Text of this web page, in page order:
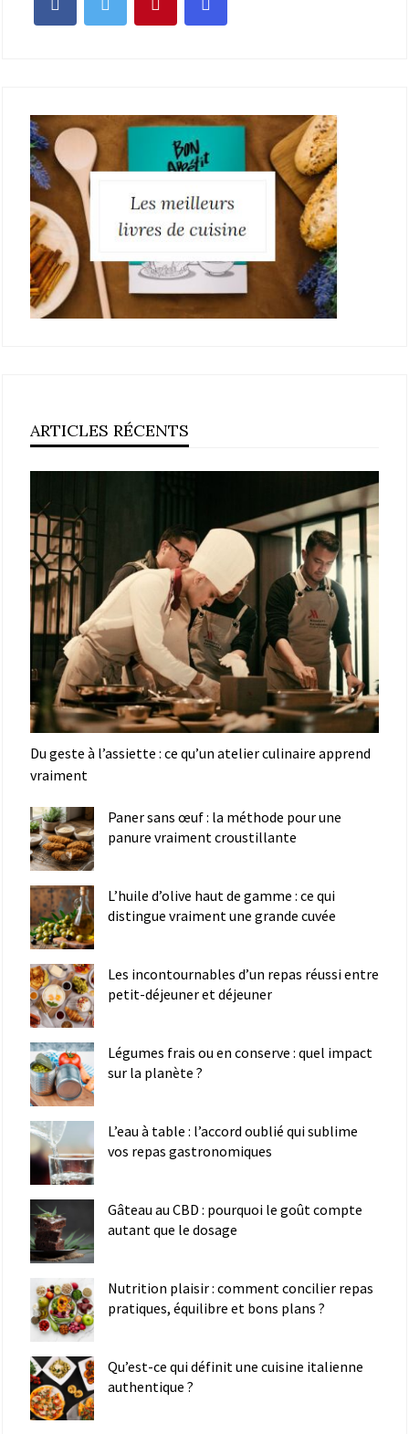
ARTICLES RÉCENTS
Du geste à l’assiette : ce qu’un atelier culinaire apprend
vraiment
Paner sans œuf : la méthode pour une
panure vraiment croustillante
L’huile d’olive haut de gamme : ce qui
distingue vraiment une grande cuvée
Les incontournables d’un repas réussi entre
petit-déjeuner et déjeuner
Légumes frais ou en conserve : quel impact
sur la planète ?
L’eau à table : l’accord oublié qui sublime
vos repas gastronomiques
Gâteau au CBD : pourquoi le goût compte
autant que le dosage
Nutrition plaisir : comment concilier repas
pratiques, équilibre et bons plans ?
Qu’est-ce qui définit une cuisine italienne
authentique ?